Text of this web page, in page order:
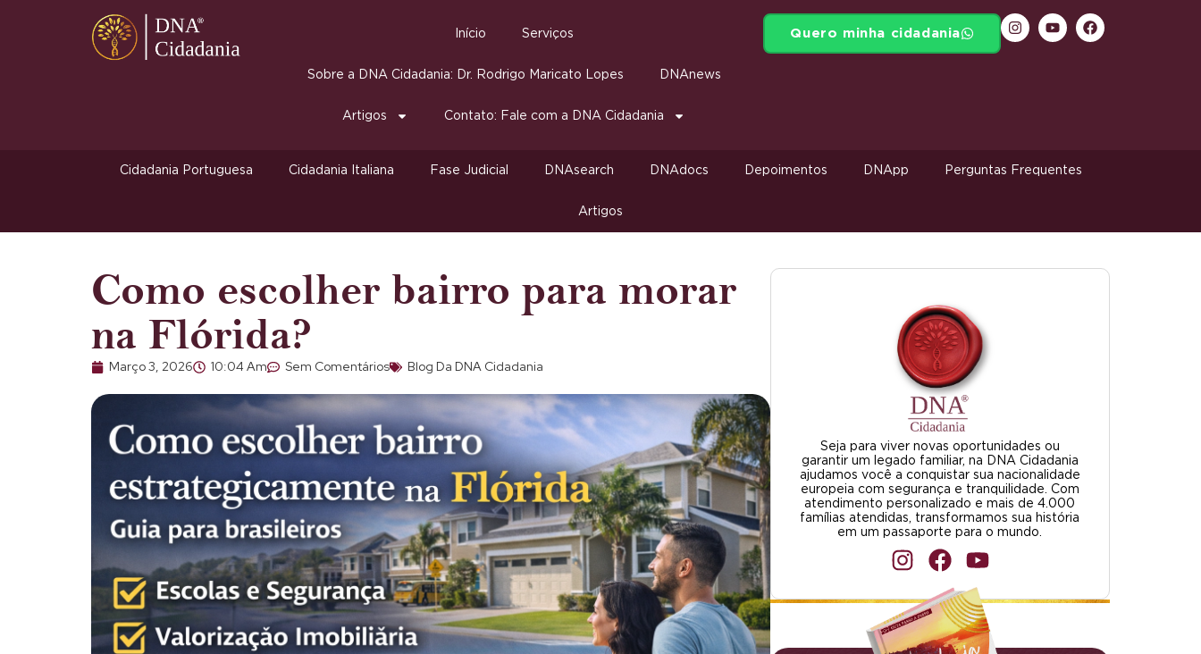
Início Serviços
Sobre a DNA Cidadania: Dr. Rodrigo Maricato Lopes DNAnews
Artigos Contato: Fale com a DNA Cidadania
Quero minha cidadania
Cidadania Portuguesa Cidadania Italiana Fase Judicial DNAsearch DNAdocs Depoimentos DNApp Perguntas Frequentes
Artigos
Como escolher bairro para morar
na Flórida?
Março 3, 2026 10:04 Am Sem Comentários Blog Da DNA Cidadania
Seja para viver novas oportunidades ou
garantir um legado familiar, na DNA Cidadania
ajudamos você a conquistar sua nacionalidade
europeia com segurança e tranquilidade. Com
atendimento personalizado e mais de 4.000
famílias atendidas, transformamos sua história
em um passaporte para o mundo.